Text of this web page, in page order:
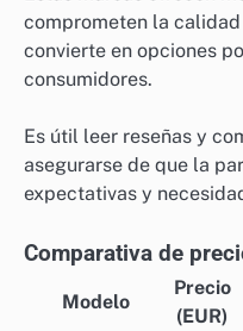
comprometen la
convierte en opciones
consumidores.
Es útil leer reseñas y
asegurarse de que la
expectativas y
Comparativa de
Modelo
Precio
(EUR)